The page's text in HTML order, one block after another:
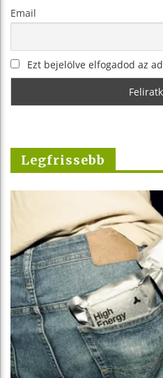
Email
Ezt bejelölve elfogadod az
Legfrissebb